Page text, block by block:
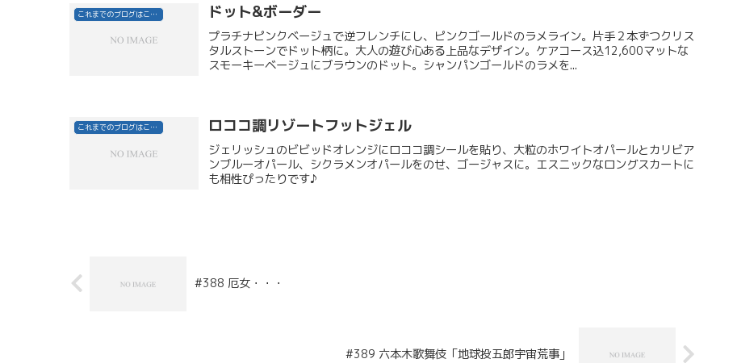
これまでのブログはこちら ドット&ボーダー
プラチナピンクベージュで逆フレンチにし、ピンクゴールドのラメライン。片手２本ずつクリス
タルストーンでドット柄に。大人の遊び心ある上品なデザイン。ケアコース込12,600マットな
スモーキーベージュにブラウンのドット。シャンパンゴールドのラメを...
これまでのブログはこちら ロココ調リゾートフットジェル
ジェリッシュのビビッドオレンジにロココ調シールを貼り、大粒のホワイトオパールとカリビア
ンブルーオパール、シクラメンオパールをのせ、ゴージャスに。エスニックなロングスカートに
も相性ぴったりです♪
#388 厄女・・・
#389 六本木歌舞伎「地球投五郎宇宙荒事」